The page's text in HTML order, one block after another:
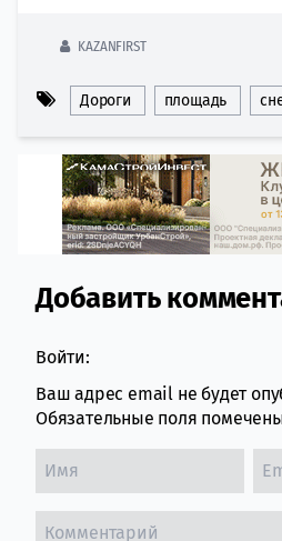
KAZANFIRST
Дороги площадь
Comment
Добавить
Войти:
Ваш адрес email не будет
Обязательные поля